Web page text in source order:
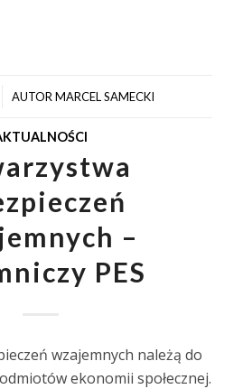
AUTORMARCEL SAMECKI
–
PES
wzajemnych należą do
ekonomii społecznej.